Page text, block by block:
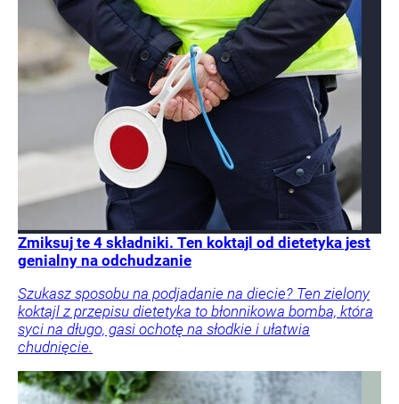
Zmiksuj te 4 składniki. Ten koktajl od dietetyka jest
genialny na odchudzanie
Szukasz sposobu na podjadanie na diecie? Ten zielony
koktajl z przepisu dietetyka to błonnikowa bomba, która
syci na długo, gasi ochotę na słodkie i ułatwia
chudnięcie.